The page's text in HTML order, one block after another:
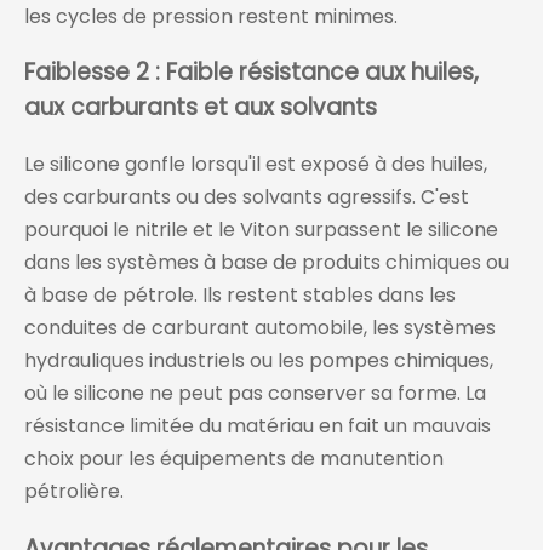
les cycles de pression restent minimes.
Faiblesse 2 : Faible résistance aux huiles,
aux carburants et aux solvants
Le silicone gonfle lorsqu'il est exposé à des huiles,
des carburants ou des solvants agressifs. C'est
pourquoi le nitrile et le Viton surpassent le silicone
dans les systèmes à base de produits chimiques ou
à base de pétrole. Ils restent stables dans les
conduites de carburant automobile, les systèmes
hydrauliques industriels ou les pompes chimiques,
où le silicone ne peut pas conserver sa forme. La
résistance limitée du matériau en fait un mauvais
choix pour les équipements de manutention
pétrolière.